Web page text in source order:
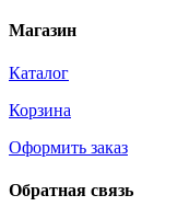
Магазин
Каталог
Корзина
Оформить заказ
Обратная связь